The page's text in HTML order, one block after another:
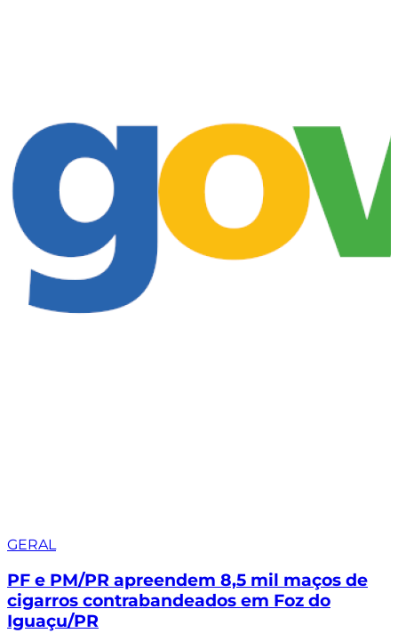
GERAL
PF e PM/PR apreendem 8,5 mil maços de
cigarros contrabandeados em Foz do
Iguaçu/PR